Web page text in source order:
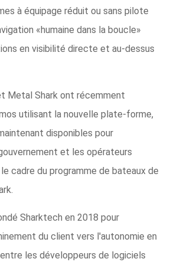
à équipage réduit ou sans pilote
«humaine dans la boucle»
en visibilité directe et au-dessus
Metal Shark ont ​​récemment
utilisant la nouvelle plate-forme,
disponibles pour
et les opérateurs
cadre du programme de bateaux de
Sharktech en 2018 pour
du client vers l'autonomie en
les développeurs de logiciels